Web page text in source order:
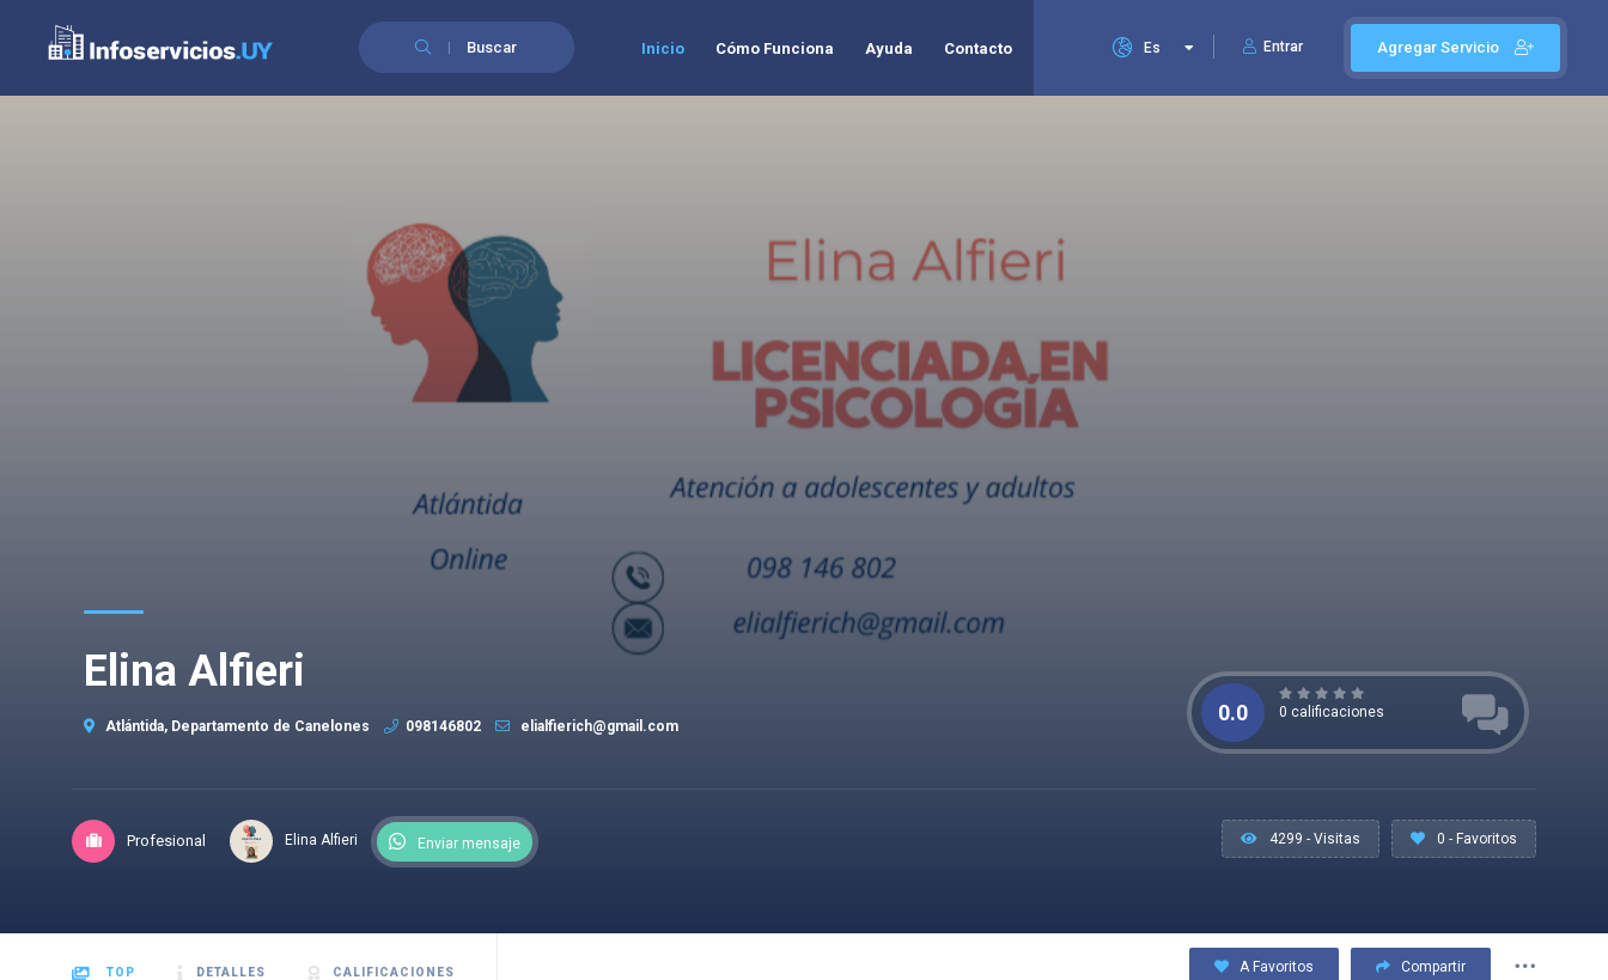
Buscar Agregar Servicio
Entrar
Es
Inicio Cómo Funciona Ayuda Contacto
Elina Alfieri
Atlántida, Departamento de Canelones 098146802 elialfierich@gmail.com
0.0 0 calificaciones
Profesional Elina Alfieri Enviar mensaje 4299 - Visitas 0 - Favoritos
TOP DETALLES CALIFICACIONES A Favoritos Compartir